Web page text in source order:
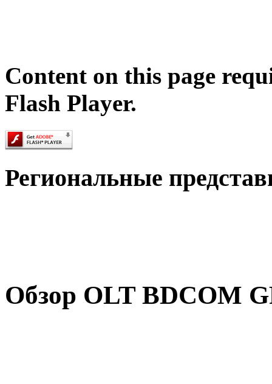
Content on this page
Flash Player.
Региональные
Обзор OLT BDCOM